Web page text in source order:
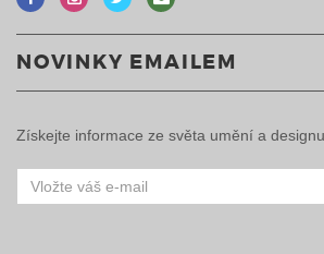
NOVINKY EMAILEM
Získejte informace ze světa umění a